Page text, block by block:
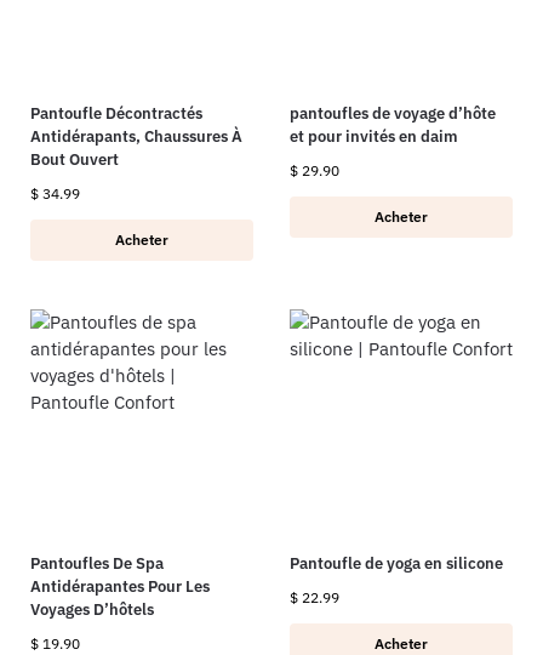
Pantoufle Décontractés
Antidérapants, Chaussures À
Bout Ouvert
$ 34.99
Acheter
pantoufles de voyage d’hôte
et pour invités en daim
$ 29.90
Acheter
Pantoufles De Spa
Antidérapantes Pour Les
Voyages D’hôtels
$ 19.90
Pantoufle de yoga en silicone
$ 22.99
Acheter